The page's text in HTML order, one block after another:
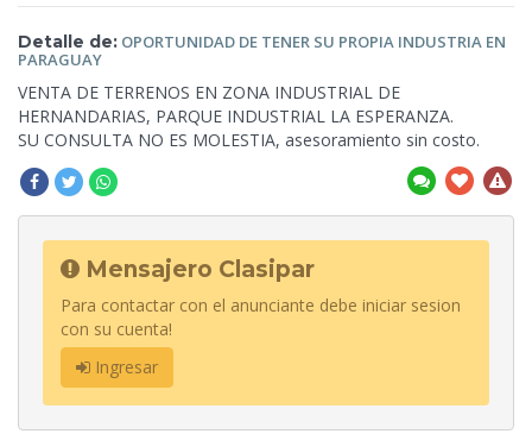
Detalle de: OPORTUNIDAD DE TENER SU PROPIA INDUSTRIA EN
PARAGUAY
VENTA DE TERRENOS EN ZONA INDUSTRIAL DE
HERNANDARIAS, PARQUE INDUSTRIAL LA ESPERANZA.
SU CONSULTA NO ES MOLESTIA, asesoramiento sin costo.
Mensajero Clasipar
Para contactar con el anunciante debe iniciar sesion
con su cuenta!
Ingresar